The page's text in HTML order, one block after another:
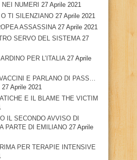
NUMERI 27 Aprile 2021
TI SILENZIANO 27 Aprile 2021
ASSASSINA 27 Aprile 2021
SERVO DEL SISTEMA 27
PER L’ITALIA 27 Aprile
E PARLANO DI PASS…
27 Aprile 2021
E IL BLAME THE VICTIM
IL SECONDO AVVISO DI
PARTE DI EMILIANO 27 Aprile
PER TERAPIE INTENSIVE